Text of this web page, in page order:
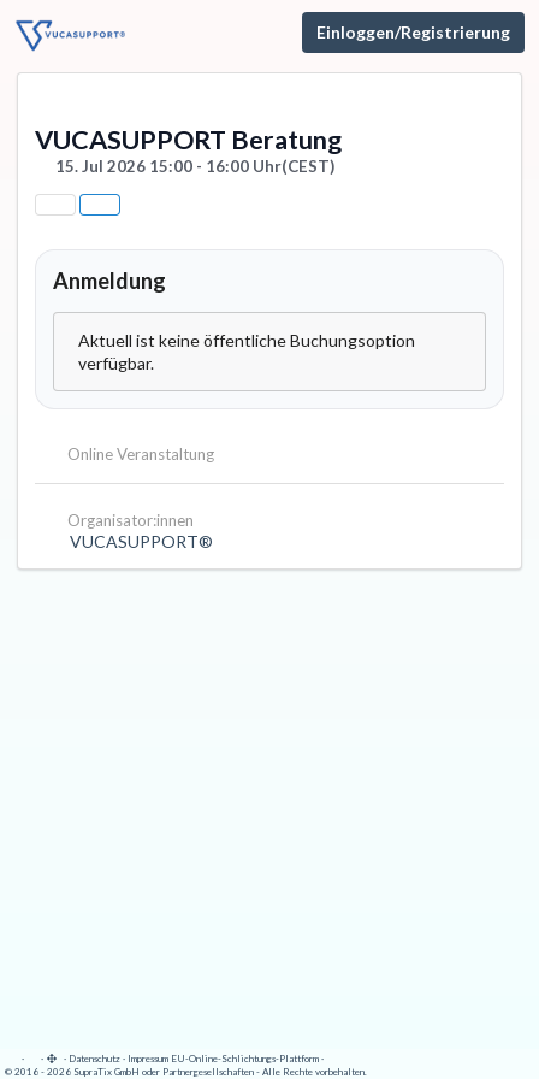
Einloggen/Registrierung
VUCASUPPORT Beratung
15. Jul 2026 15:00 - 16:00 Uhr(CEST)
Anmeldung
Aktuell ist keine öffentliche Buchungsoption
verfügbar.
Online Veranstaltung
Organisator:innen
VUCASUPPORT®
· · · Datenschutz · Impressum EU-Online-Schlichtungs-Plattform ·
© 2016 - 2026 SupraTix GmbH oder Partnergesellschaften - Alle Rechte vorbehalten.